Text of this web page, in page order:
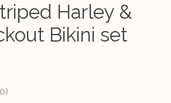
Harley &
Bikini set
is